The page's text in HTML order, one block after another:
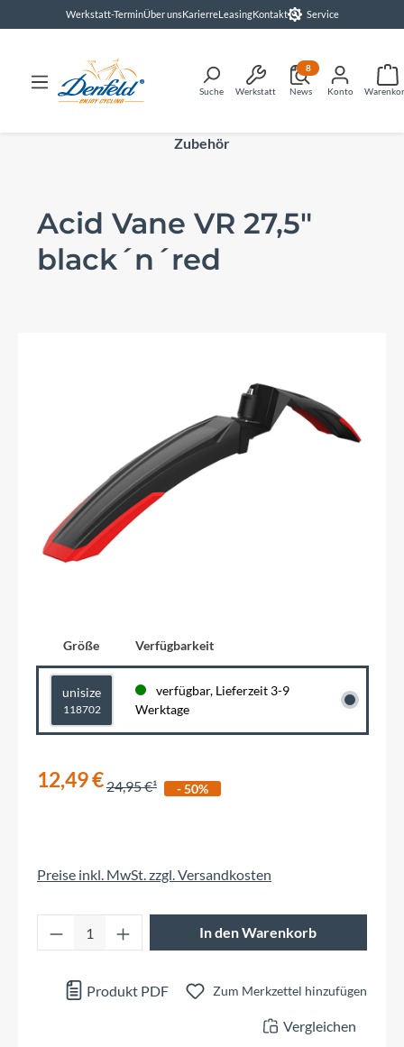
springenWerkstatt-TerminÜber unsKarierreLeasingKontakt Service
Suche Werkstatt News
8
Konto
Zubehör
Acid Vane VR 27,5"
black´n´red
Größe Verfügbarkeit
unisize
118702
verfügbar, Lieferzeit 3-9
Werktage
12,49 €24,95 € - 50%
Preise inkl. MwSt. zzgl. Versandkosten
Produkt Anzahl: Gib den gewünschten
In den Warenkorb
Produkt PDF Zum Merkzettel hinzufügen
Vergleichen